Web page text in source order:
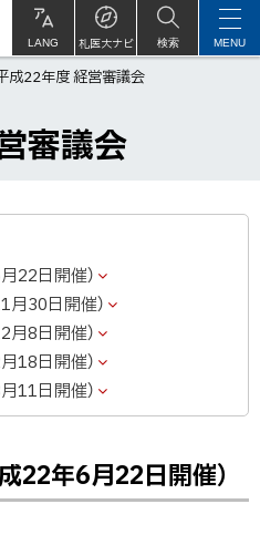
LANG 札医大ナビ
サ
イ
検索 MENU
成22年度 経営審議会
審議会
22日開催）
30日開催）
8日開催）
18日開催）
11日開催）
22年6月22日開催）